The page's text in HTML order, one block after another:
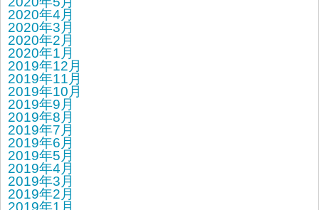
2020年4月
2020年3月
2020年2月
2020年1月
2019年12月
2019年11月
2019年10月
2019年9月
2019年8月
2019年7月
2019年6月
2019年5月
2019年4月
2019年3月
2019年2月
2019年1月